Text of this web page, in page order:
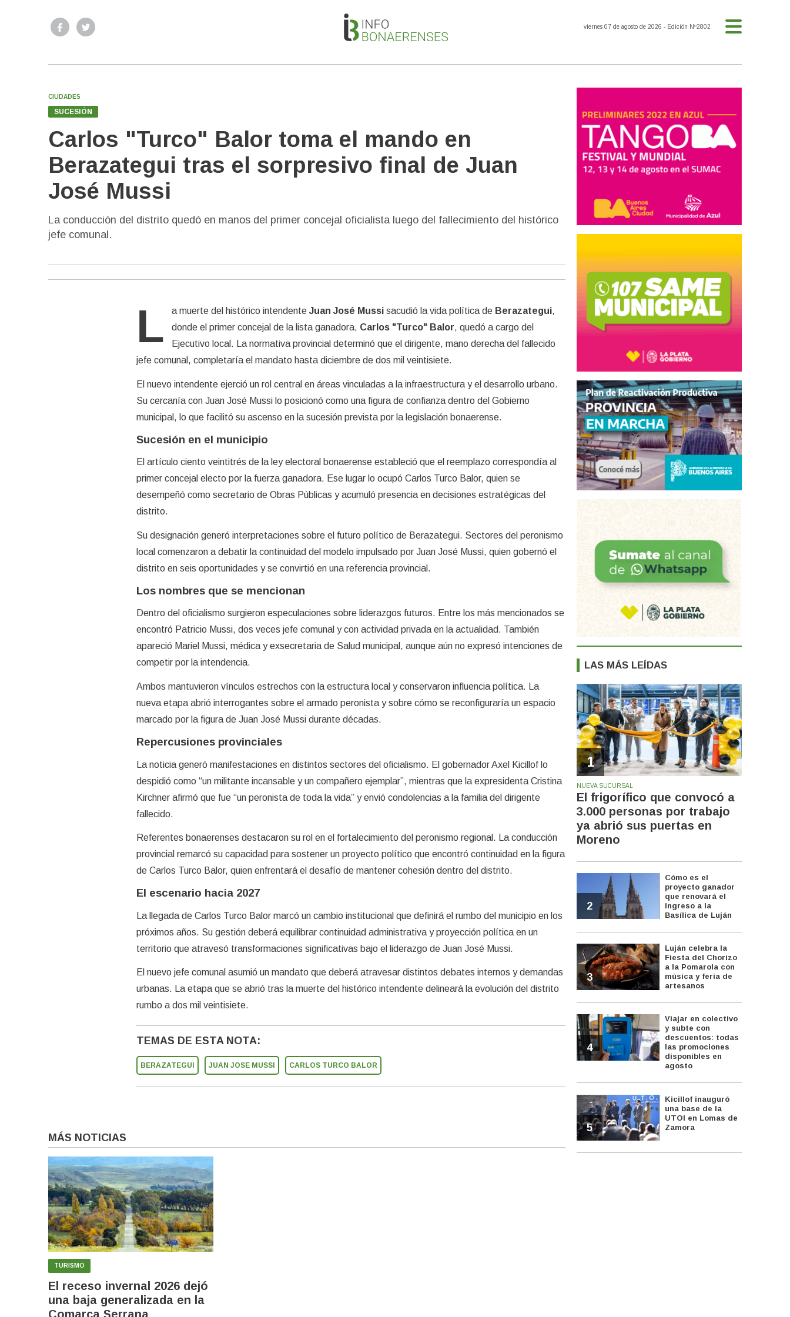
viernes 07 de agosto de 2026 - Edición Nº2802
CIUDADES
SUCESIÓN
Carlos "Turco" Balor toma el mando en
Berazategui tras el sorpresivo final de Juan
José Mussi
La conducción del distrito quedó en manos del primer concejal oficialista luego del fallecimiento del histórico
jefe comunal.
L a muerte del histórico intendente Juan José Mussisacudió la vida política de Berazategui,
donde el primer concejal de la lista ganadora, Carlos "Turco" Balor, quedó a cargo del
Ejecutivo local. La normativa provincial determinó que el dirigente, mano derecha del fallecido
jefe comunal, completaría el mandato hasta diciembre de dos mil veintisiete.
El nuevo intendente ejerció un rol central en áreas vinculadas a la infraestructura y el desarrollo urbano.
Su cercanía con Juan José Mussi lo posicionó como una figura de confianza dentro del Gobierno
municipal, lo que facilitó su ascenso en la sucesión prevista por la legislación bonaerense.
Sucesión en el municipio
El artículo ciento veintitrés de la ley electoral bonaerense estableció que el reemplazo correspondía al
primer concejal electo por la fuerza ganadora. Ese lugar lo ocupó Carlos Turco Balor, quien se
desempeñó como secretario de Obras Públicas y acumuló presencia en decisiones estratégicas del
distrito.
Su designación generó interpretaciones sobre el futuro político de Berazategui. Sectores del peronismo
local comenzaron a debatir la continuidad del modelo impulsado por Juan José Mussi, quien gobernó el
distrito en seis oportunidades y se convirtió en una referencia provincial.
Los nombres que se mencionan
Dentro del oficialismo surgieron especulaciones sobre liderazgos futuros. Entre los más mencionados se
encontró Patricio Mussi, dos veces jefe comunal y con actividad privada en la actualidad. También
apareció Mariel Mussi, médica y exsecretaria de Salud municipal, aunque aún no expresó intenciones de
competir por la intendencia.
Ambos mantuvieron vínculos estrechos con la estructura local y conservaron influencia política. La
nueva etapa abrió interrogantes sobre el armado peronista y sobre cómo se reconfiguraría un espacio
marcado por la figura de Juan José Mussi durante décadas.
Repercusiones provinciales
La noticia generó manifestaciones en distintos sectores del oficialismo. El gobernador Axel Kicillof lo
despidió como “un militante incansable y un compañero ejemplar”, mientras que la expresidenta Cristina
Kirchner afirmó que fue “un peronista de toda la vida” y envió condolencias a la familia del dirigente
fallecido.
Referentes bonaerenses destacaron su rol en el fortalecimiento del peronismo regional. La conducción
provincial remarcó su capacidad para sostener un proyecto político que encontró continuidad en la figura
de Carlos Turco Balor, quien enfrentará el desafío de mantener cohesión dentro del distrito.
El escenario hacia 2027
La llegada de Carlos Turco Balor marcó un cambio institucional que definirá el rumbo del municipio en los
próximos años. Su gestión deberá equilibrar continuidad administrativa y proyección política en un
territorio que atravesó transformaciones significativas bajo el liderazgo de Juan José Mussi.
El nuevo jefe comunal asumió un mandato que deberá atravesar distintos debates internos y demandas
urbanas. La etapa que se abrió tras la muerte del histórico intendente delineará la evolución del distrito
rumbo a dos mil veintisiete.
TEMAS DE ESTA NOTA:
BERAZATEGUI JUAN JOSE MUSSI CARLOS TURCO BALOR
MÁS NOTICIAS
TURISMO
El receso invernal 2026 dejó
una baja generalizada en la
Comarca Serrana
LAS MÁS LEÍDAS
1
NUEVA SUCURSAL
El frigorífico que convocó a
3.000 personas por trabajo
ya abrió sus puertas en
Moreno
2
Cómo es el
proyecto ganador
que renovará el
ingreso a la
Basílica de Luján
3
Luján celebra la
Fiesta del Chorizo
a la Pomarola con
música y feria de
artesanos
4
Viajar en colectivo
y subte con
descuentos: todas
las promociones
disponibles en
agosto
5
Kicillof inauguró
una base de la
UTOI en Lomas de
Zamora